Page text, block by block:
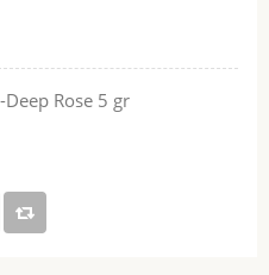
Rose 5 gr